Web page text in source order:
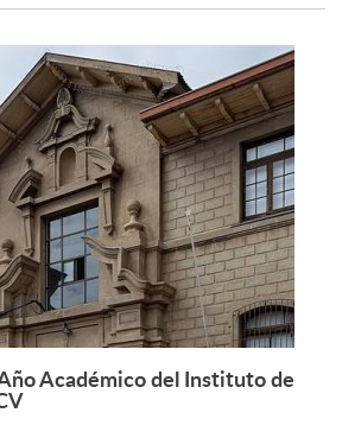
Leer más +
Académico del Instituto de